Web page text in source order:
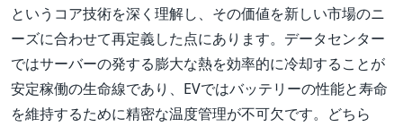
というコア技術を深く理解し、その価値を新しい市場のニ
ーズに合わせて再定義した点にあります。データセンター
ではサーバーの発する膨大な熱を効率的に冷却することが
安定稼働の生命線であり、EVではバッテリーの性能と寿命
を維持するために精密な温度管理が不可欠です。どちら